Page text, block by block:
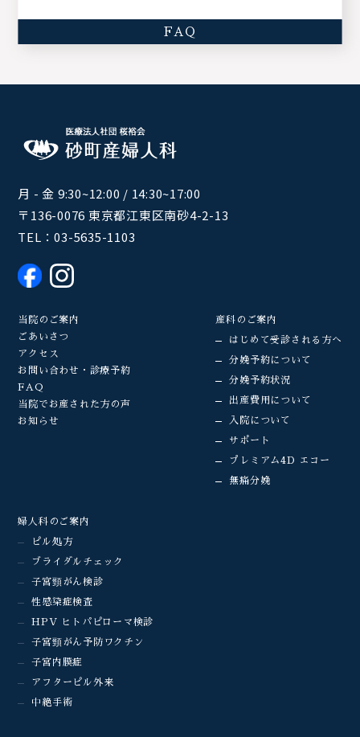
FAQ
月 - 金 9:30~12:00 / 14:30~17:00
〒136-0076 東京都江東区南砂4-2-13
TEL：03-5635-1103
当院のご案内
ごあいさつ
アクセス
お問い合わせ・診療予約
FAQ
当院でお産された方の声
お知らせ
産科のご案内
はじめて受診される方へ
分娩予約について
分娩予約状況
出産費用について
入院について
サポート
プレミアム4D エコー
無痛分娩
婦人科のご案内
ピル処方
ブライダルチェック
子宮頸がん検診
性感染症検査
HPV ヒトパピローマ検診
子宮頸がん予防ワクチン
子宮内膜症
アフターピル外来
中絶手術